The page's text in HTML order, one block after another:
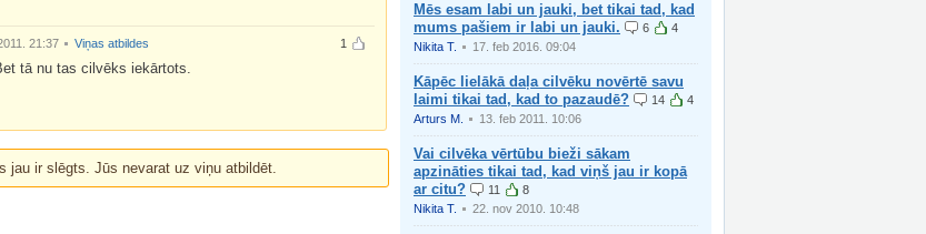
1
21:37 Viņas atbildes
tā nu tas cilvēks iekārtots.
jau ir slēgts. Jūs nevarat uz viņu atbildēt.
Mēs esam labi un jauki, bet tikai tad, kad
mums pašiem ir labi un jauki.
6
4
Nikita T.
17. feb 2016. 09:04
Kāpēc lielākā daļa cilvēku novērtē savu
laimi tikai tad, kad to pazaudē?
14
4
Arturs M.
13. feb 2011. 10:06
Vai cilvēka vērtūbu bieži sākam
apzināties tikai tad, kad viņš jau ir kopā
ar citu?
11
8
Nikita T.
22. nov 2010. 10:48